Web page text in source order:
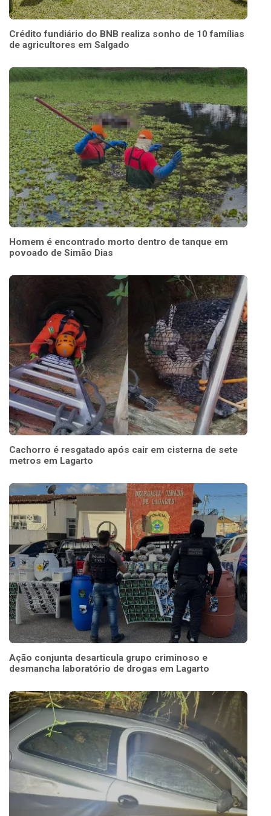
Crédito fundiário do BNB realiza sonho de 10 famílias
de agricultores em Salgado
Homem é encontrado morto dentro de tanque em
povoado de Simão Dias
Cachorro é resgatado após cair em cisterna de sete
metros em Lagarto
Ação conjunta desarticula grupo criminoso e
desmancha laboratório de drogas em Lagarto